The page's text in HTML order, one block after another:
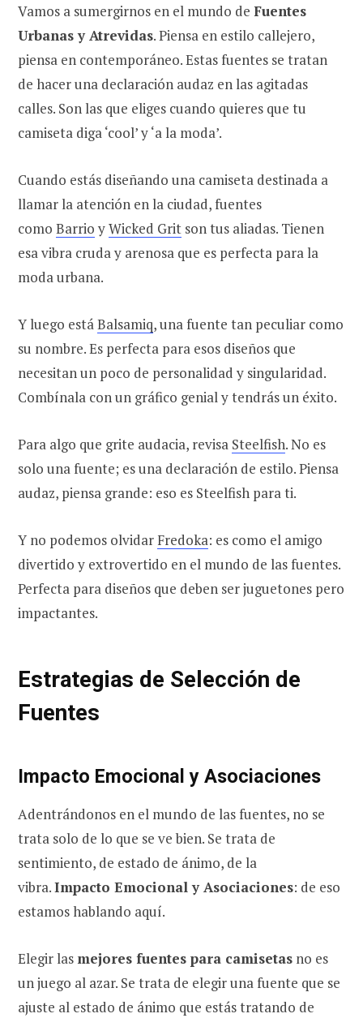
Vamos a sumergirnos en el mundo de Fuentes
Urbanas y Atrevidas. Piensa en estilo callejero,
piensa en contemporáneo. Estas fuentes se tratan
de hacer una declaración audaz en las agitadas
calles. Son las que eliges cuando quieres que tu
camiseta diga ‘cool’ y ‘a la moda’.
Cuando estás diseñando una camiseta destinada a
llamar la atención en la ciudad, fuentes
como Barrio yWicked Grit son tus aliadas. Tienen
esa vibra cruda y arenosa que es perfecta para la
moda urbana.
Y luego estáBalsamiq, una fuente tan peculiar como
su nombre. Es perfecta para esos diseños que
necesitan un poco de personalidad y singularidad.
Combínala con un gráfico genial y tendrás un éxito.
Para algo que grite audacia, revisa Steelfish. No es
solo una fuente; es una declaración de estilo. Piensa
audaz, piensa grande: eso es Steelfish para ti.
Y no podemos olvidar Fredoka: es como el amigo
divertido y extrovertido en el mundo de las fuentes.
Perfecta para diseños que deben ser juguetones pero
impactantes.
Estrategias de Selección de
Fuentes
Impacto Emocional y Asociaciones
Adentrándonos en el mundo de las fuentes, no se
trata solo de lo que se ve bien. Se trata de
sentimiento, de estado de ánimo, de la
vibra.Impacto Emocional y Asociaciones: de eso
estamos hablando aquí.
Elegir las mejores fuentes para camisetas no es
un juego al azar. Se trata de elegir una fuente que se
ajuste al estado de ánimo que estás tratando de